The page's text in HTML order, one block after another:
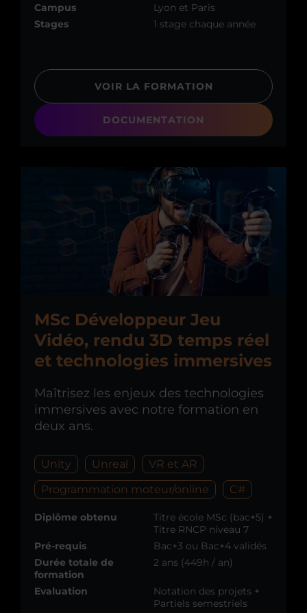
Campus
Lyon et Paris
Stages
1 stage chaque année
VOIR LA FORMATION
DOCUMENTATION
MSc Développeur Jeu
Vidéo, rendu 3D temps réel
et technologies immersives
Maîtrisez les enjeux des technologies
immersives avec notre formation en
deux ans.
Unity Unreal
VR et AR
Programmation moteur/online
C#
Diplôme obtenu
Titre école MSc (bac+5) +
Titre RNCP niveau 7
Pré-requis
Bac+3 ou Bac+4 validés
Durée totale de
formation
2 ans (449h / an)
Evaluation
Notation des projets +
Partiels semestriels